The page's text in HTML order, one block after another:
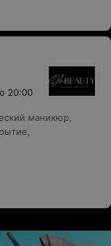
не
за ваш
20:00
маникюр,
,